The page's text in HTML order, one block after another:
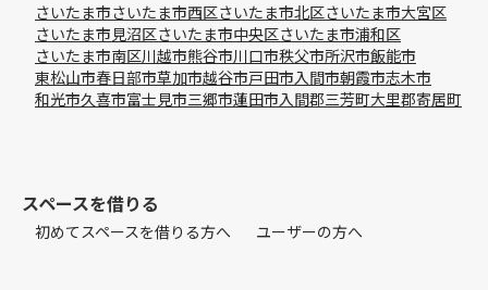
さいたま市さいたま市西区さいたま市北区さいたま市大宮区
さいたま市見沼区さいたま市中央区さいたま市浦和区
さいたま市南区川越市熊谷市川口市秩父市所沢市飯能市
東松山市春日部市草加市越谷市戸田市入間市朝霞市志木市
和光市久喜市富士見市三郷市蓮田市入間郡三芳町大里郡寄居町
スペースを借りる
初めてスペースを借りる方へ ユーザーの方へ